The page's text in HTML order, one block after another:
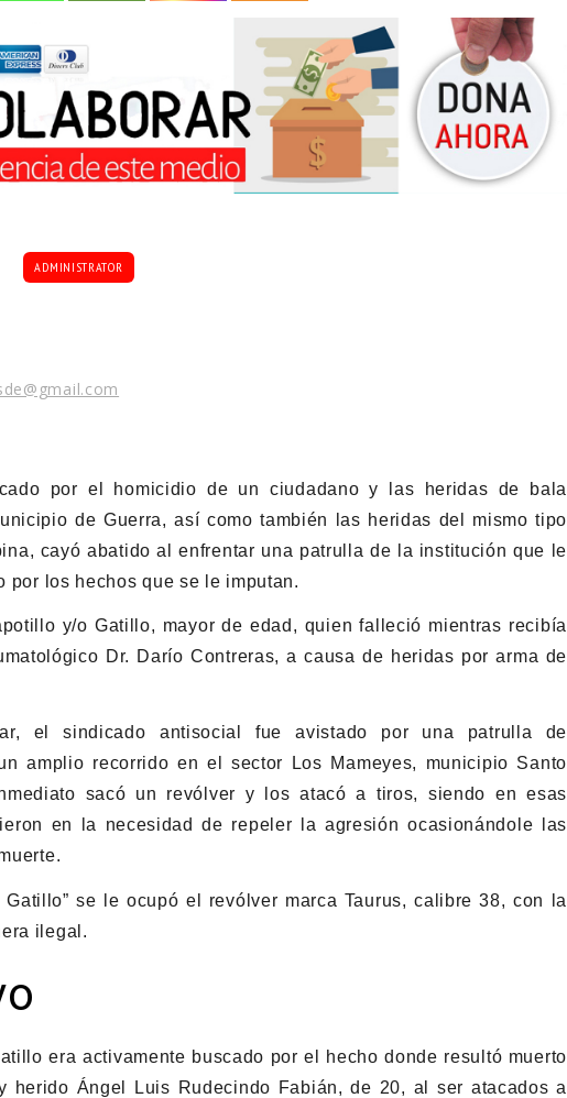
ADMINISTRATOR
por el homicidio de un ciudadano y las heridas de bala
de Guerra, así como también las heridas del mismo tipo
cayó abatido al enfrentar una patrulla de la institución que le
por los hechos que se le imputan.
y/o Gatillo, mayor de edad, quien falleció mientras recibía
Dr. Darío Contreras, a causa de heridas por arma de
el sindicado antisocial fue avistado por una patrulla de
amplio recorrido en el sector Los Mameyes, municipio Santo
sacó un revólver y los atacó a tiros, siendo en esas
en la necesidad de repeler la agresión ocasionándole las
se le ocupó el revólver marca Taurus, calibre 38, con la
ilegal.
era activamente buscado por el hecho donde resultó muerto
herido Ángel Luis Rudecindo Fabián, de 20, al ser atacados a